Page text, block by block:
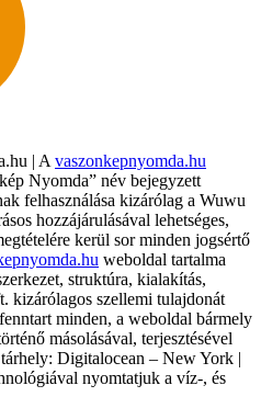
| A vaszonkepnyomda.hu
Nyomda” név bejegyzett
felhasználása kizárólag a Wuwu
hozzájárulásával lehetséges,
kerül sor minden jogsértő
weboldal tartalma
struktúra, kialakítás,
kizárólagos szellemi tulajdonát
minden, a weboldal bármely
másolásával, terjesztésével
Digitalocean – New York |
nyomtatjuk a víz-, és